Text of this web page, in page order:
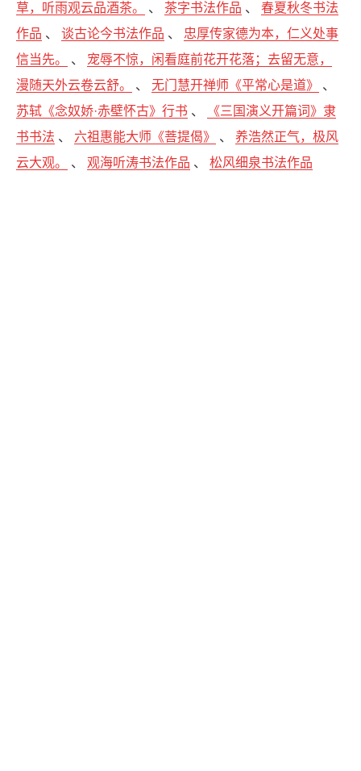
草，听雨观云品酒茶。
、茶字书法作品 、春夏秋冬书法
作品 、谈古论今书法作品 、 忠厚传家德为本，仁义处事
信当先。
、 宠辱不惊，闲看庭前花开花落；去留无意，
漫随天外云卷云舒。
、无门慧开禅师《平常心是道》
、
苏轼《念奴娇·赤壁怀古》行书 、
《三国演义开篇词》隶
书书法 、 六祖惠能大师《菩提偈》 、养浩然正气，极风
云大观。
、观海听涛书法作品 、松风细泉书法作品